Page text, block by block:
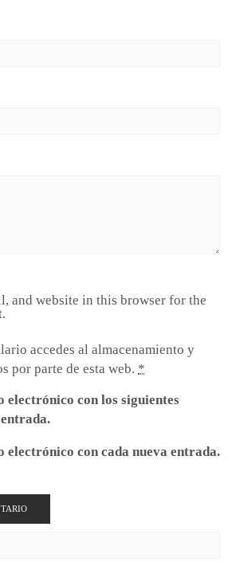
and website in this browser for the
accedes al almacenamiento y
por parte de esta web. *
electrónico con los siguientes
electrónico con cada nueva entrada.